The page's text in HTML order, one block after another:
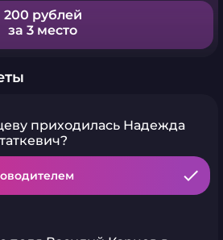
200 рублей
за 3 место
приходилась Надежда